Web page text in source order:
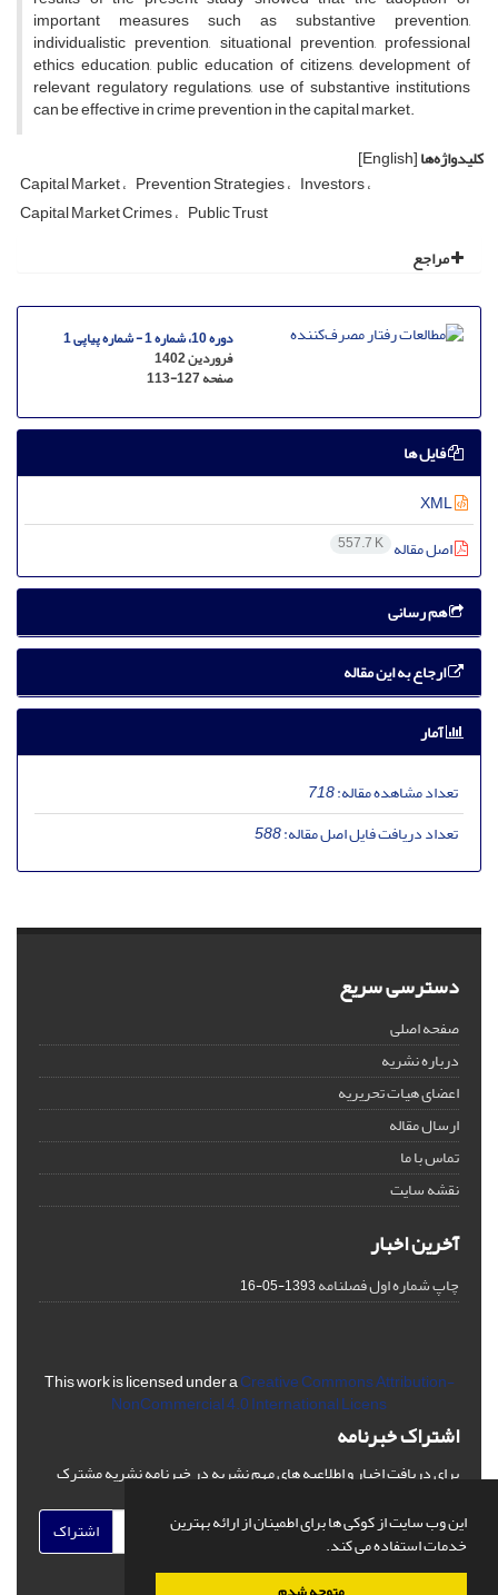
این وب سایت از کوکی ها برای اطمینان از ارائه بهترین
خدمات استفاده می کند.
important measures such as substantive prevention,
individualistic prevention, situational prevention, professional
ethics education, public education of citizens, development of
relevant regulatory regulations, use of substantive institutions
can be effective in crime prevention in the capital market.
کلیدواژه‌ها[English]
Capital Market Prevention Strategies Investors
Capital Market Crimes Public Trust
مراجع
دوره 10، شماره 1 - شماره پیاپی 1
فروردین 1402
صفحه113-127
فایل ها
اصل مقاله 557.7 K
هم رسانی
ارجاع به این مقاله
آمار
تعداد مشاهده مقاله:718
تعداد دریافت فایل اصل مقاله:588
دسترسی سریع
صفحه اصلی
درباره نشریه
اعضای هیات تحریریه
ارسال مقاله
تماس با ما
نقشه سایت
آخرین اخبار
چاپ شماره اول فصلنامه1393-05-16
This work is licensed under aCreative Commons Attribution-
NonCommercial 4.0 International Licens
اشتراک خبرنامه
برای دریافت اخبار و اطلاعیه های مهم نشریه در خبرنامه نشریه مشترک
اشتراک